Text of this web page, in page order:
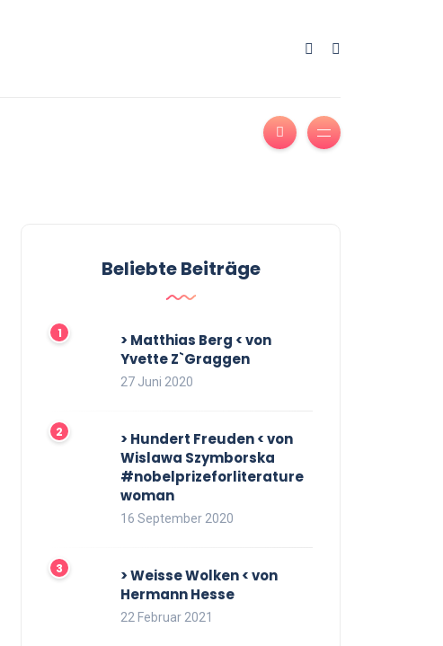
Beliebte Beiträge
> Matthias Berg < von
Yvette Z`Graggen
27 Juni 2020
> Hundert Freuden < von
Wislawa Szymborska
#nobelprizeforliterature
woman
16 September 2020
> Weisse Wolken < von
Hermann Hesse
22 Februar 2021